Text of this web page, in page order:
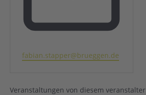
Email
fabian.stapper@brueggen.de
Veranstaltungen von diesem veranstalter